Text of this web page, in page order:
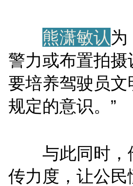
熊潇敏认为
警力或布置拍摄
要培养驾驶员
规定的意识。”
与此同时，
传力度，让公